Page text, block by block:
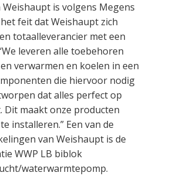
Weishaupt is volgens Megens
feit dat Weishaupt zich
totaalleverancier met een
leveren alle toebehoren
verwarmen en koelen in een
die hiervoor nodig
dat alles perfect op
Dit maakt onze producten
installeren.” Een van de
van Weishaupt is de
WWP LB biblok
waterwarmtepomp.